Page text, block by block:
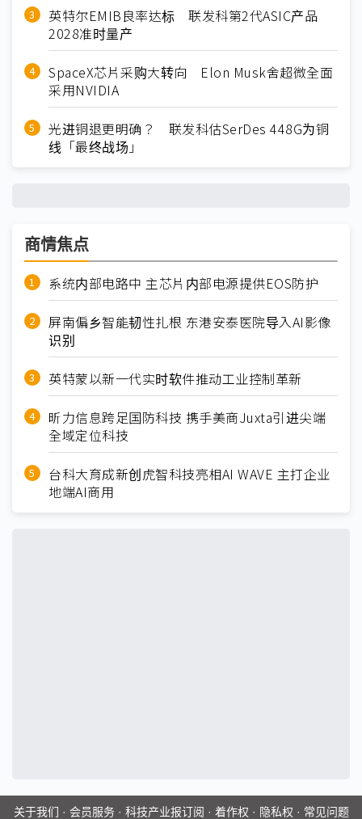
英特尔EMIB良率达标 联发科第2代ASIC产品
2028准时量产
SpaceX芯片采购大转向 Elon Musk舍超微全面
采用NVIDIA
光进铜退更明确？ 联发科估SerDes 448G为铜
线「最终战场」
商情焦点
系统内部电路中 主芯片内部电源提供EOS防护
屏南偏乡智能韧性扎根 东港安泰医院导入AI影像
识别
英特蒙以新一代实时软件推动工业控制革新
昕力信息跨足国防科技 携手美商Juxta引进尖端
全域定位科技
台科大育成新创虎智科技亮相AI WAVE 主打企业
地端AI商用
关于我们 · 会员服务· 科技产业报订阅 · 着作权 · 隐私权 · 常见问题